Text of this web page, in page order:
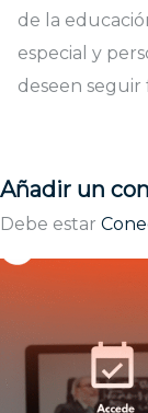
de la
especial y
deseen seguir
Añadir un
Debe estar